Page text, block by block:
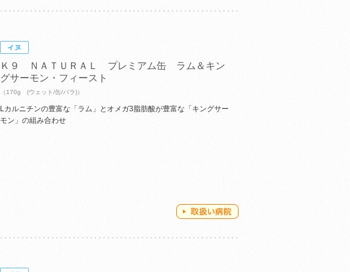
Ｋ９ ＮＡＴＵＲＡＬ プレミアム缶 ラム＆キン
グサーモン・フィースト
（170g (ウェット/缶/バラ)）
Lカルニチンの豊富な「ラム」とオメガ3脂肪酸が豊富な「キングサー
モン」の組み合わせ